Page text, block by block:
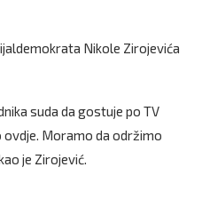
Nikole Zirojevića
suda da gostuje po TV
Moramo da održimo
je Zirojević.